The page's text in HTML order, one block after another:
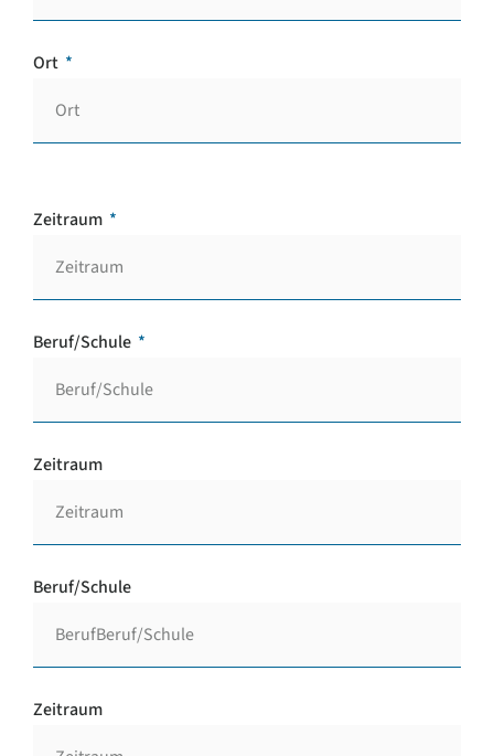
Ort
Zeitraum
Beruf/Schule
Zeitraum
Beruf/Schule
Zeitraum